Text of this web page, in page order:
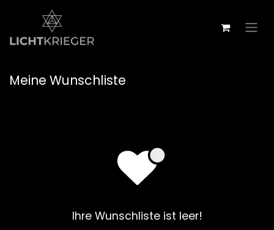
Meine Wunschliste
Ihre Wunschliste ist leer!